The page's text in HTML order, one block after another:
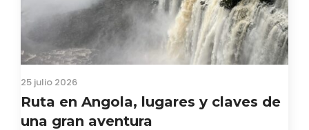
25 julio 2026
Ruta en Angola, lugares y claves de
una gran aventura